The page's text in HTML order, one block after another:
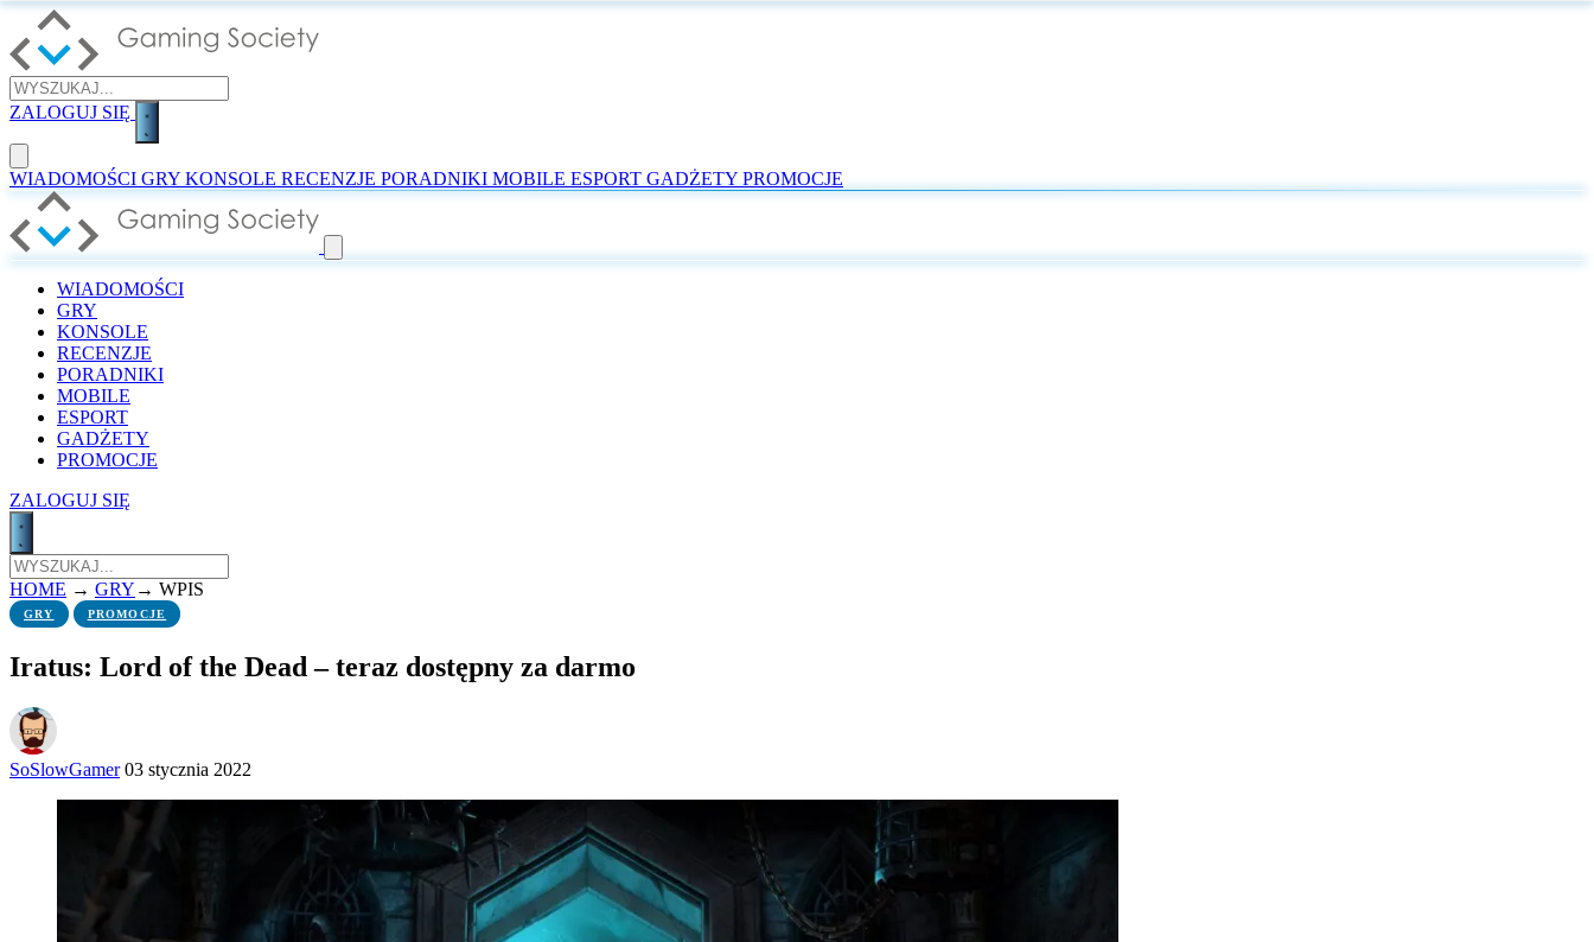
ZALOGUJ SIĘ
WIADOMOŚCI GRY KONSOLE RECENZJE PORADNIKI MOBILE ESPORT GADŻETY PROMOCJE
WIADOMOŚCI
GRY
KONSOLE
RECENZJE
PORADNIKI
MOBILE
ESPORT
GADŻETY
PROMOCJE
ZALOGUJ SIĘ
HOME → GRY → WPIS
GRY PROMOCJE
Iratus: Lord of the Dead – teraz dostępny za darmo
SoSlowGamer 03 stycznia 2022